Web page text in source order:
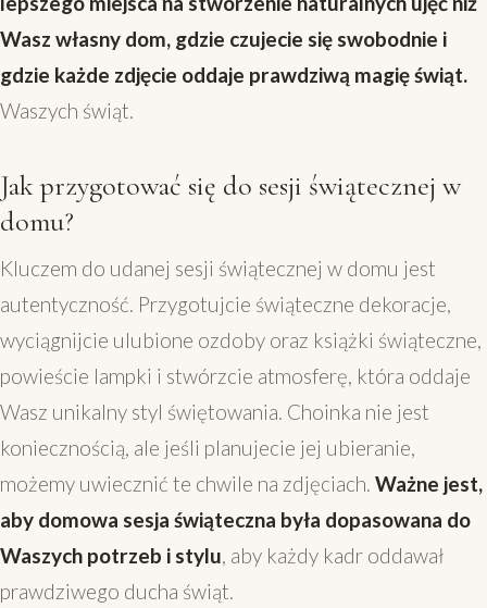
Wasz własny dom, gdzie czujecie się swobodnie i
gdzie każde zdjęcie oddaje prawdziwą magię świąt.
Waszych świąt.
Jak przygotować się do sesji świątecznej w
domu?
Kluczem do udanej sesji świątecznej w domu jest
autentyczność. Przygotujcie świąteczne dekoracje,
wyciągnijcie ulubione ozdoby oraz książki świąteczne,
powieście lampki i stwórzcie atmosferę, która oddaje
Wasz unikalny styl świętowania. Choinka nie jest
koniecznością, ale jeśli planujecie jej ubieranie,
możemy uwiecznić te chwile na zdjęciach. Ważne jest,
aby domowa sesja świąteczna była dopasowana do
Waszych potrzeb i stylu, aby każdy kadr oddawał
prawdziwego ducha świąt.